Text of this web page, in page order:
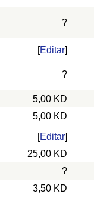
?
[Editar]
?
5,00 KD
5,00 KD
[Editar]
25,00 KD
?
3,50 KD